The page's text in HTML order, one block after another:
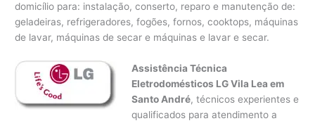
domicílio para: instalação, conserto, reparo e manutenção de:
geladeiras, refrigeradores, fogões, fornos, cooktops, máquinas
de lavar, máquinas de secar e máquinas e lavar e secar.
Assistência Técnica
Eletrodomésticos LG Vila Lea em
Santo André, técnicos experientes e
qualificados para atendimento a